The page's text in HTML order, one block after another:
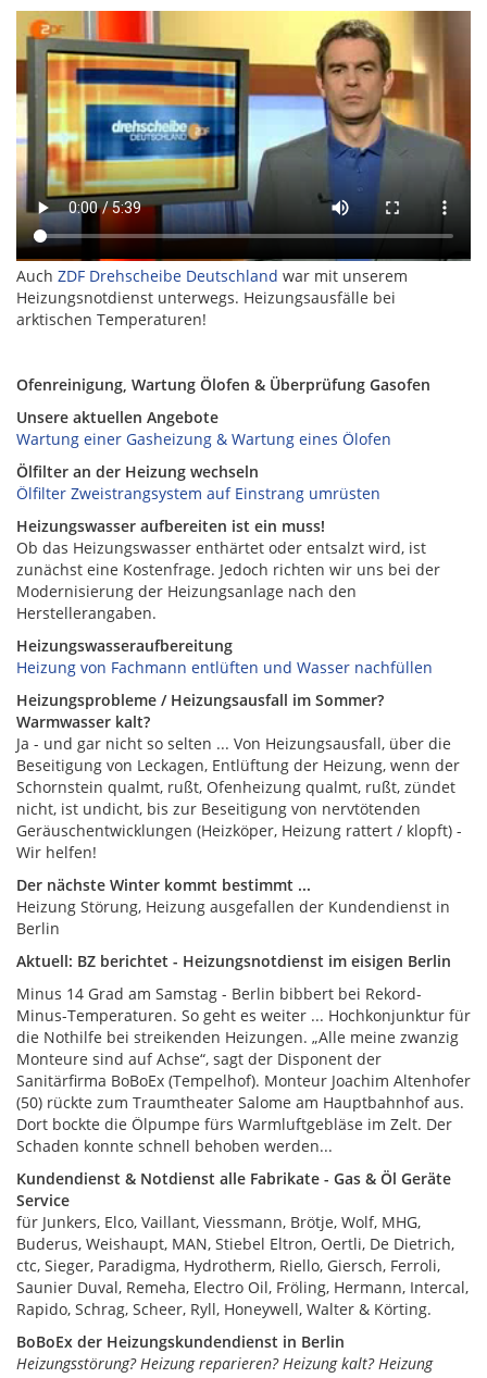
Auch ZDF Drehscheibe Deutschland war mit unserem
Heizungsnotdienst unterwegs. Heizungsausfälle bei
arktischen Temperaturen!
Ofenreinigung, Wartung Ölofen & Überprüfung Gasofen
Unsere aktuellen Angebote
Wartung einer Gasheizung & Wartung eines Ölofen
Ölfilter an der Heizung wechseln
Ölfilter Zweistrangsystem auf Einstrang umrüsten
Heizungswasser aufbereiten ist ein muss!
Ob das Heizungswasser enthärtet oder entsalzt wird, ist
zunächst eine Kostenfrage. Jedoch richten wir uns bei der
Modernisierung der Heizungsanlage nach den
Herstellerangaben.
Heizungswasseraufbereitung
Heizung von Fachmann entlüften und Wasser nachfüllen
Heizungsprobleme / Heizungsausfall im Sommer?
Warmwasser kalt?
Ja - und gar nicht so selten ... Von Heizungsausfall, über die
Beseitigung von Leckagen, Entlüftung der Heizung, wenn der
Schornstein qualmt, rußt, Ofenheizung qualmt, rußt, zündet
nicht, ist undicht, bis zur Beseitigung von nervtötenden
Geräuschentwicklungen (Heizköper, Heizung rattert / klopft) -
Wir helfen!
Der nächste Winter kommt bestimmt ...
Heizung Störung, Heizung ausgefallen der Kundendienst in
Berlin
Aktuell: BZ berichtet - Heizungsnotdienst im eisigen Berlin
Minus 14 Grad am Samstag - Berlin bibbert bei Rekord-
Minus-Temperaturen. So geht es weiter ... Hochkonjunktur für
die Nothilfe bei streikenden Heizungen. „Alle meine zwanzig
Monteure sind auf Achse“, sagt der Disponent der
Sanitärfirma BoBoEx (Tempelhof). Monteur Joachim Altenhofer
(50) rückte zum Traumtheater Salome am Hauptbahnhof aus.
Dort bockte die Ölpumpe fürs Warmluftgebläse im Zelt. Der
Schaden konnte schnell behoben werden...
Kundendienst & Notdienst alle Fabrikate - Gas & Öl Geräte
Service
für Junkers, Elco, Vaillant, Viessmann, Brötje, Wolf, MHG,
Buderus, Weishaupt, MAN, Stiebel Eltron, Oertli, De Dietrich,
ctc, Sieger, Paradigma, Hydrotherm, Riello, Giersch, Ferroli,
Saunier Duval, Remeha, Electro Oil, Fröling, Hermann, Intercal,
Rapido, Schrag, Scheer, Ryll, Honeywell, Walter & Körting.
BoBoEx der Heizungskundendienst in Berlin
Heizungsstörung? Heizung reparieren? Heizung kalt? Heizung